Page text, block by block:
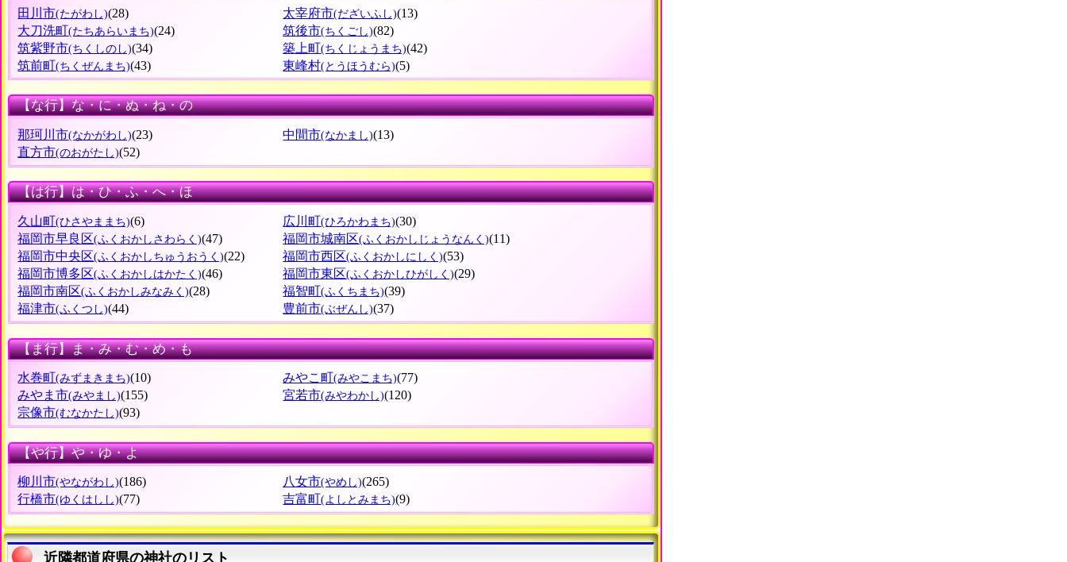
田川市(たがわし)(28) 太宰府市(だざいふし)(13)
大刀洗町(たちあらいまち)(24) 筑後市(ちくごし)(82)
筑紫野市(ちくしのし)(34) 築上町(ちくじょうまち)(42)
筑前町(ちくぜんまち)(43) 東峰村(とうほうむら)(5)
【な行】な・に・ぬ・ね・の
那珂川市(なかがわし)(23) 中間市(なかまし)(13)
直方市(のおがたし)(52)
【は行】は・ひ・ふ・へ・ほ
久山町(ひさやままち)(6) 広川町(ひろかわまち)(30)
福岡市早良区(ふくおかしさわらく)(47) 福岡市城南区(ふくおかしじょうなんく)(11)
福岡市中央区(ふくおかしちゅうおうく)(22) 福岡市西区(ふくおかしにしく)(53)
福岡市博多区(ふくおかしはかたく)(46) 福岡市東区(ふくおかしひがしく)(29)
福岡市南区(ふくおかしみなみく)(28) 福智町(ふくちまち)(39)
福津市(ふくつし)(44) 豊前市(ぶぜんし)(37)
【ま行】ま・み・む・め・も
水巻町(みずまきまち)(10) みやこ町(みやこまち)(77)
みやま市(みやまし)(155) 宮若市(みやわかし)(120)
宗像市(むなかたし)(93)
【や行】や・ゆ・よ
柳川市(やながわし)(186) 八女市(やめし)(265)
行橋市(ゆくはしし)(77) 吉富町(よしとみまち)(9)
近隣都道府県の神社のリスト